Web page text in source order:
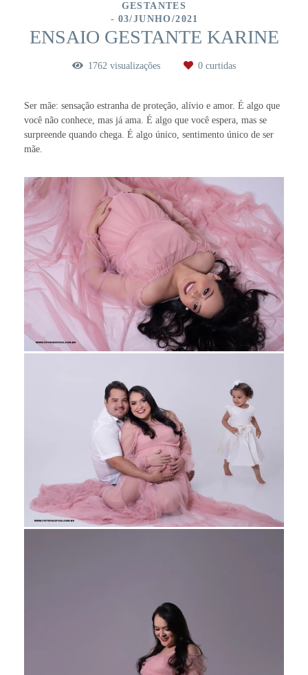
GESTANTES
03/JUNHO/2021
ENSAIO GESTANTE KARINE
1762 visualizações 0 curtidas
Ser mãe: sensação estranha de proteção, alívio e amor. É algo que
você não conhece, mas já ama. É algo que você espera, mas se
surpreende quando chega. É algo único, sentimento único de ser
mãe.